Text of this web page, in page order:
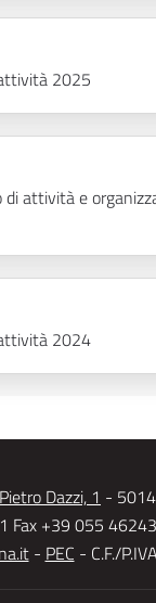
2025
attività e
2024
Dazzi, 1 -
Fax +39 055
- PEC - C.F./